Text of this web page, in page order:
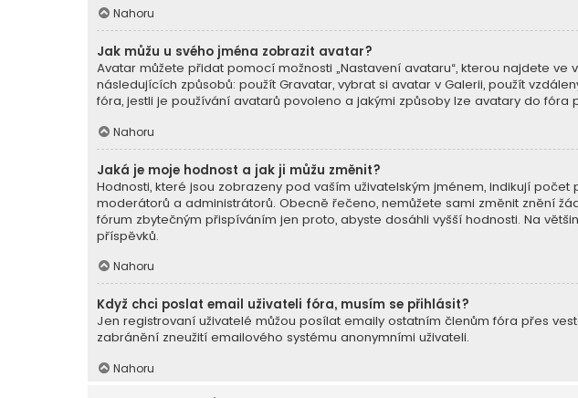
Nahoru
Jak můžu u svého jména zobrazit avatar?
Avatar můžete přidat pomocí možnosti „Nastavení avataru“, kterou najdete ve
následujících způsobů: použít Gravatar, vybrat si avatar v Galerii, použít
fóra, jestli je používání avatarů povoleno a jakými způsoby lze avatary do
Nahoru
Jaká je moje hodnost a jak ji můžu změnit?
Hodnosti, které jsou zobrazeny pod vaším uživatelským jménem, indikují
moderátorů a administrátorů. Obecně řečeno, nemůžete sami změnit znění
fórum zbytečným přispíváním jen proto, abyste dosáhli vyšší hodnosti. Na
příspěvků.
Nahoru
Když chci poslat email uživateli fóra, musím se přihlásit?
Jen registrovaní uživatelé můžou posílat emaily ostatním členům fóra přes
zabránění zneužití emailového systému anonymními uživateli.
Nahoru